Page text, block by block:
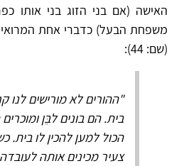
האישה (אם בני הזוג בני אותו
משפחת הבעל) כדברי אחת
(שם: 44):
"ההורים לא מורישים לנו
בית. הם בונים לבֵּן
הכול למען להכין לו בית.
צעיר מכינים אותה